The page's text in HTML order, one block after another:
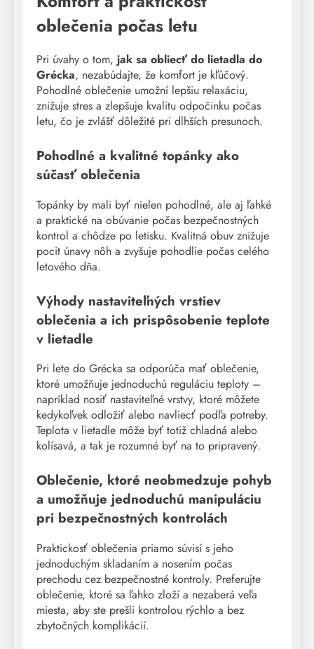
oblečenia počas letu
Pri úvahy o tom, jak sa obliecť do lietadla do
Grécka, nezabúdajte, že komfort je kľúčový.
Pohodlné oblečenie umožní lepšiu relaxáciu,
znižuje stres a zlepšuje kvalitu odpočinku počas
letu, čo je zvlášť dôležité pri dlhších presunoch.
Pohodlné a kvalitné topánky ako
súčasť oblečenia
Topánky by mali byť nielen pohodlné, ale aj ľahké
a praktické na obúvanie počas bezpečnostných
kontrol a chôdze po letisku. Kvalitná obuv znižuje
pocit únavy nôh a zvyšuje pohodlie počas celého
letového dňa.
Výhody nastaviteľných vrstiev
oblečenia a ich prispôsobenie teplote
v lietadle
Pri lete do Grécka sa odporúča mať oblečenie,
ktoré umožňuje jednoduchú reguláciu teploty –
napríklad nosiť nastaviteľné vrstvy, ktoré môžete
kedykoľvek odložiť alebo navliecť podľa potreby.
Teplota v lietadle môže byť totiž chladná alebo
kolísavá, a tak je rozumné byť na to pripravený.
Oblečenie, ktoré neobmedzuje pohyb
a umožňuje jednoduchú manipuláciu
pri bezpečnostných kontrolách
Praktickosť oblečenia priamo súvisí s jeho
jednoduchým skladaním a nosením počas
prechodu cez bezpečnostné kontroly. Preferujte
oblečenie, ktoré sa ľahko zloží a nezaberá veľa
miesta, aby ste prešli kontrolou rýchlo a bez
zbytočných komplikácií.